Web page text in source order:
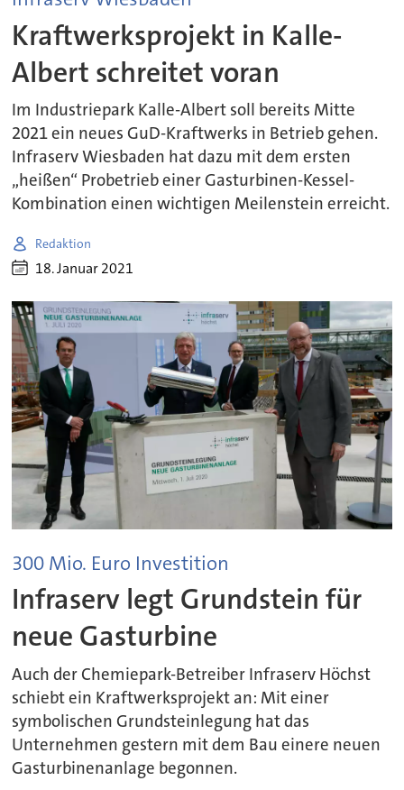
Kraftwerksprojekt in Kalle-
Albert schreitet voran
Im Industriepark Kalle-Albert soll bereits Mitte
2021 ein neues GuD-Kraftwerks in Betrieb gehen.
Infraserv Wiesbaden hat dazu mit dem ersten
„heißen“ Probetrieb einer Gasturbinen-Kessel-
Kombination einen wichtigen Meilenstein erreicht.
Redaktion
18. Januar 2021
300 Mio. Euro Investition
Infraserv legt Grundstein für
neue Gasturbine
Auch der Chemiepark-Betreiber Infraserv Höchst
schiebt ein Kraftwerksprojekt an: Mit einer
symbolischen Grundsteinlegung hat das
Unternehmen gestern mit dem Bau einere neuen
Gasturbinenanlage begonnen.